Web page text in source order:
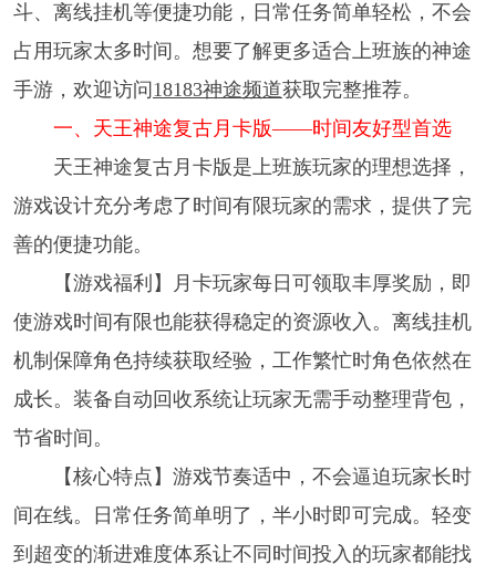
斗、离线挂机等便捷功能，日常任务简单轻松，不会
占用玩家太多时间。想要了解更多适合上班族的神途
手游，欢迎访问 18183神途频道获取完整推荐。
一、天王神途复古月卡版——时间友好型首选
天王神途复古月卡版是上班族玩家的理想选择，
游戏设计充分考虑了时间有限玩家的需求，提供了完
善的便捷功能。
【游戏福利】月卡玩家每日可领取丰厚奖励，即
使游戏时间有限也能获得稳定的资源收入。离线挂机
机制保障角色持续获取经验，工作繁忙时角色依然在
成长。装备自动回收系统让玩家无需手动整理背包，
节省时间。
【核心特点】游戏节奏适中，不会逼迫玩家长时
间在线。日常任务简单明了，半小时即可完成。轻变
到超变的渐进难度体系让不同时间投入的玩家都能找